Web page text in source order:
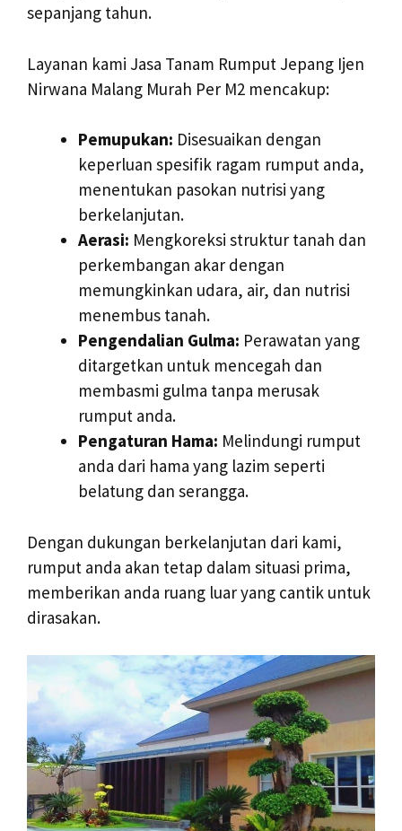
sepanjang tahun.
Layanan kami Jasa Tanam Rumput Jepang Ijen
Nirwana Malang Murah Per M2 mencakup:
Pemupukan: Disesuaikan dengan
keperluan spesifik ragam rumput anda,
menentukan pasokan nutrisi yang
berkelanjutan.
Aerasi: Mengkoreksi struktur tanah dan
perkembangan akar dengan
memungkinkan udara, air, dan nutrisi
menembus tanah.
Pengendalian Gulma: Perawatan yang
ditargetkan untuk mencegah dan
membasmi gulma tanpa merusak
rumput anda.
Pengaturan Hama: Melindungi rumput
anda dari hama yang lazim seperti
belatung dan serangga.
Dengan dukungan berkelanjutan dari kami,
rumput anda akan tetap dalam situasi prima,
memberikan anda ruang luar yang cantik untuk
dirasakan.